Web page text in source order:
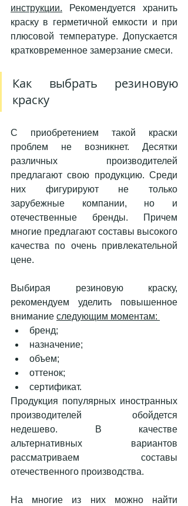
инструкции. Рекомендуется хранить
краску в герметичной емкости и при
плюсовой температуре. Допускается
кратковременное замерзание смеси.
Как выбрать резиновую
краску
С приобретением такой краски
проблем не возникнет. Десятки
различных производителей
предлагают свою продукцию. Среди
них фигурируют не только
зарубежные компании, но и
отечественные бренды. Причем
многие предлагают составы высокого
качества по очень привлекательной
цене.
Выбирая резиновую краску,
рекомендуем уделить повышенное
внимание следующим моментам:
бренд;
назначение;
объем;
оттенок;
сертификат.
Продукция популярных иностранных
производителей обойдется
недешево. В качестве
альтернативных вариантов
рассматриваем составы
отечественного производства.
На многие из них можно найти